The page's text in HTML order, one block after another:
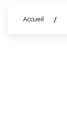
Accueil